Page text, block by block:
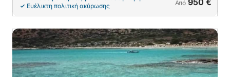
Ευέλικτη πολιτική ακύρωσης
Από